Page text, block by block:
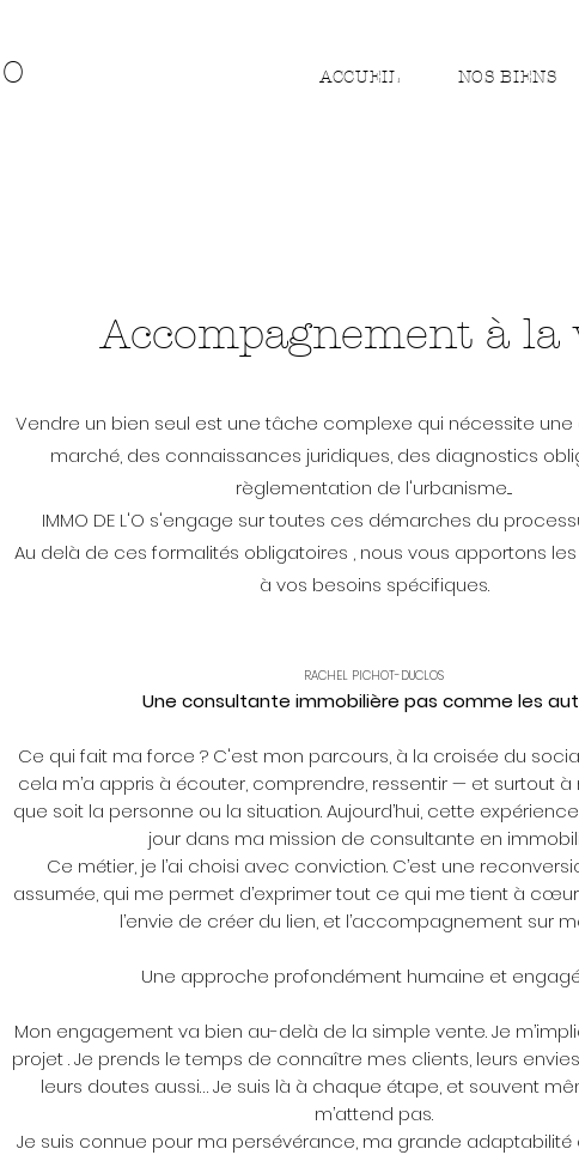
ACCUEIL NOS BIENS
Accompagnement à la
Vendre un bien seul est une tâche complexe qui nécessite
marché, des connaissances juridiques, des diagnostics
règlementation de l'urbanisme....
IMMO DE L'O s'engage sur toutes ces démarches du
Au delà de ces formalités obligatoires , nous vous apportons
à vos besoins spécifiques.
RACHEL PICHOT-DUCLOS​
Une consultante immobilière pas comme les
Ce qui fait ma force ? C'est mon parcours, à la croisée du
cela m’a appris à écouter, comprendre, ressentir — et surtout à
que soit la personne ou la situation. Aujourd’hui, cette
jour dans ma mission de consultante en
Ce métier, je l’ai choisi avec conviction. C’est une
assumée, qui me permet d’exprimer tout ce qui me tient à cœur
l’envie de créer du lien, et l’accompagnement sur
Une approche profondément humaine et
Mon engagement va bien au-delà de la simple vente. Je
projet . Je prends le temps de connaître mes clients, leurs
leurs doutes aussi… Je suis là à chaque étape, et souvent
m’attend pas.
Je suis connue pour ma persévérance, ma grande